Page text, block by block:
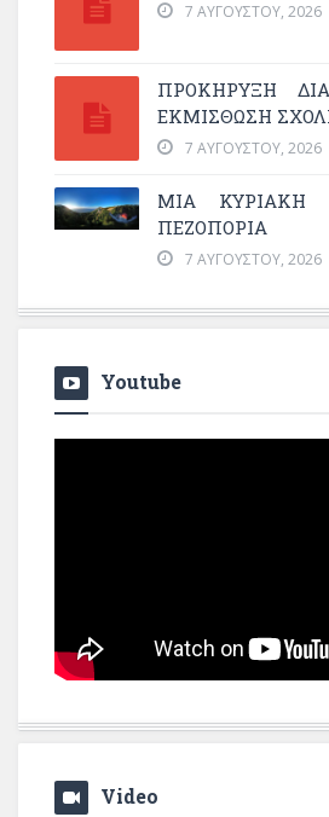
7 ΑΥΓΟΎΣΤΟΥ, 2026
ΠΡΟΚΗΡΥΞΗ
ΕΚΜΊΣΘΩΣΗ
7 ΑΥΓΟΎΣΤΟΥ, 2026
ΜΙΑ ΚΥΡΙΑΚΉ
ΠΕΖΟΠΟΡΊΑ
7 ΑΥΓΟΎΣΤΟΥ, 2026
Youtube
Video